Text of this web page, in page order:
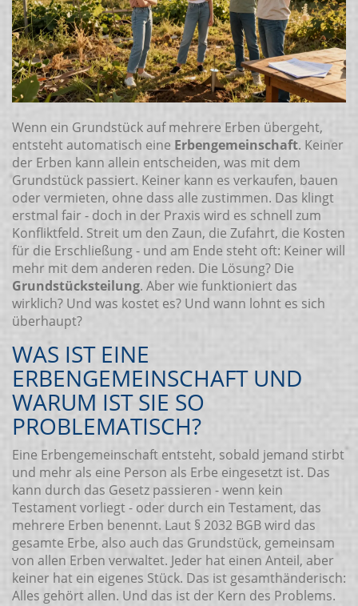
Wenn ein Grundstück auf mehrere Erben übergeht,
entsteht automatisch eine Erbengemeinschaft. Keiner
der Erben kann allein entscheiden, was mit dem
Grundstück passiert. Keiner kann es verkaufen, bauen
oder vermieten, ohne dass alle zustimmen. Das klingt
erstmal fair - doch in der Praxis wird es schnell zum
Konfliktfeld. Streit um den Zaun, die Zufahrt, die Kosten
für die Erschließung - und am Ende steht oft: Keiner will
mehr mit dem anderen reden. Die Lösung? Die
Grundstücksteilung. Aber wie funktioniert das
wirklich? Und was kostet es? Und wann lohnt es sich
überhaupt?
WAS IST EINE
ERBENGEMEINSCHAFT UND
WARUM IST SIE SO
PROBLEMATISCH?
Eine Erbengemeinschaft entsteht, sobald jemand stirbt
und mehr als eine Person als Erbe eingesetzt ist. Das
kann durch das Gesetz passieren - wenn kein
Testament vorliegt - oder durch ein Testament, das
mehrere Erben benennt. Laut § 2032 BGB wird das
gesamte Erbe, also auch das Grundstück, gemeinsam
von allen Erben verwaltet. Jeder hat einen Anteil, aber
keiner hat ein eigenes Stück. Das ist gesamthänderisch:
Alles gehört allen. Und das ist der Kern des Problems.